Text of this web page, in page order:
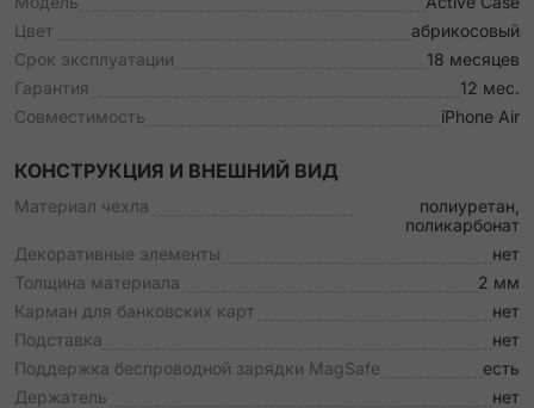
Цвет
абрикосовый
Срок эксплуатации
18 месяцев
Гарантия
12 мес.
Совместимость
iPhone Air
КОНСТРУКЦИЯ И ВНЕШНИЙ ВИД
Материал чехла
полиуретан,
поликарбонат
Декоративные элементы
нет
Толщина материала
2 мм
Карман для банковских карт
нет
Подставка
нет
Поддержка беспроводной зарядки MagSafe
есть
Держатель
нет